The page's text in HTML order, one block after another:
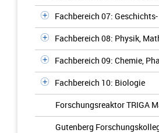
Fachbereich 07:
Fachbereich 08: Physik,
Fachbereich 09: Chemie,
Fachbereich 10: Biologie
Forschungsreaktor TRIGA
Gutenberg